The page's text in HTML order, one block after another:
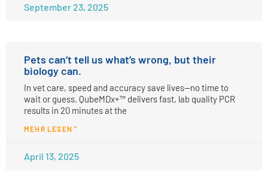
September 23, 2025
Pets can’t tell us what’s wrong, but their
biology can.
In vet care, speed and accuracy save lives—no time to
wait or guess. QubeMDx+™ delivers fast, lab quality PCR
results in 20 minutes at the
MEHR LESEN "
April 13, 2025